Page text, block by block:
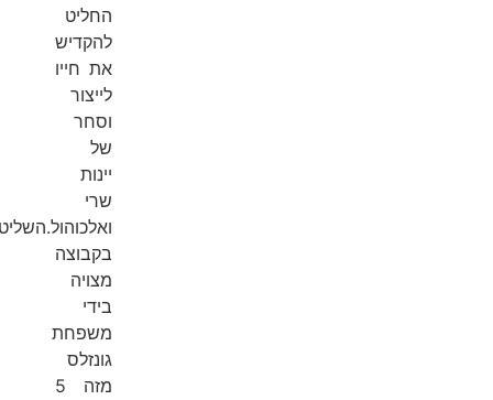
החליט
להקדיש
את חייו
לייצור
וסחר
של
יינות
שרי
ואלכוהול.השליטה
בקבוצה
מצויה
בידי
משפחת
גונזלס